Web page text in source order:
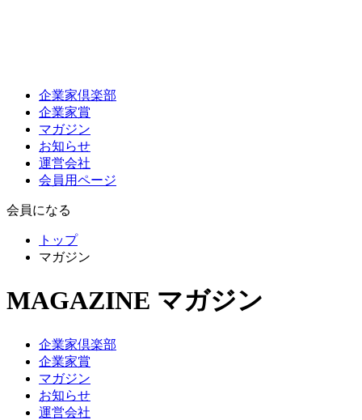
企業家倶楽部
企業家賞
マガジン
お知らせ
運営会社
会員用ページ
会員になる
トップ
マガジン
MAGAZINE マガジン
企業家倶楽部
企業家賞
マガジン
お知らせ
運営会社